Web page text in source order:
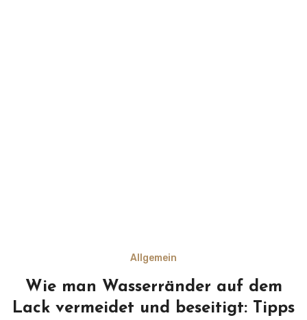
Allgemein
Wie man Wasserränder auf dem
Lack vermeidet und beseitigt: Tipps